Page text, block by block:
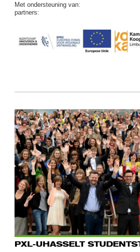
Met ondersteuning van:
partners:
PXL-UHASSELT